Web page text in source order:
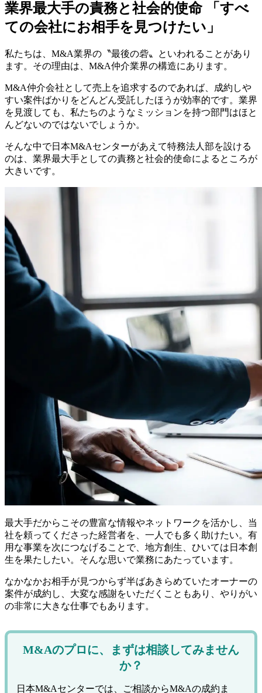
業界最大手の責務と社会的使命 「すべ
ての会社にお相手を見つけたい」
私たちは、M&A業界の〝最後の砦〟といわれることがあり
ます。その理由は、M&A仲介業界の構造にあります。
M&A仲介会社として売上を追求するのであれば、成約しや
すい案件ばかりをどんどん受託したほうが効率的です。業界
を見渡しても、私たちのようなミッションを持つ部門はほと
んどないのではないでしょうか。
そんな中で日本M&Aセンターがあえて特務法人部を設ける
のは、業界最大手としての責務と社会的使命によるところが
大きいです。
最大手だからこその豊富な情報やネットワークを活かし、当
社を頼ってくださった経営者を、一人でも多く助けたい。有
用な事業を次につなげることで、地方創生、ひいては日本創
生を果たしたい。そんな思いで業務にあたっています。
なかなかお相手が見つからず半ばあきらめていたオーナーの
案件が成約し、大変な感謝をいただくこともあり、やりがい
の非常に大きな仕事でもあります。
M&Aのプロに、まずは相談してみません
か？
日本M&Aセンターでは、ご相談からM&Aの成約ま